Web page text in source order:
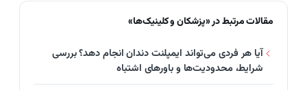
مقالات مرتبط در «پزشکان و کلینیک‌ها»
آیا هر فردی می‌تواند ایمپلنت دندان انجام دهد؟ بررسی
شرایط، محدودیت‌ها و باورهای اشتباه